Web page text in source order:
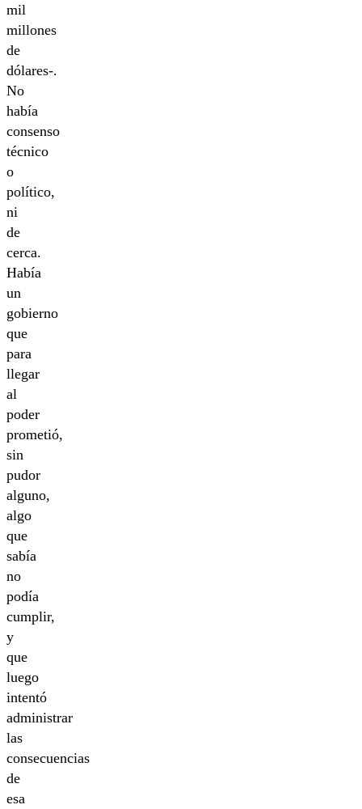
mil
millones
de
dólares-.
No
había
consenso
técnico
o
político,
ni
de
cerca.
Había
un
gobierno
que
para
llegar
al
poder
prometió,
sin
pudor
alguno,
algo
que
sabía
no
podía
cumplir,
y
que
luego
intentó
administrar
las
consecuencias
de
esa